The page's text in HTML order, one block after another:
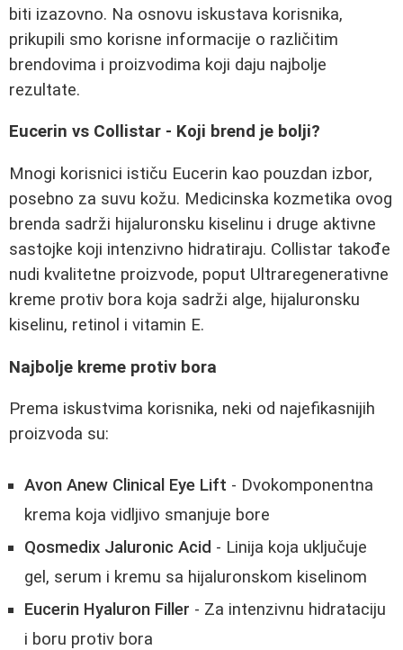
biti izazovno. Na osnovu iskustava korisnika,
prikupili smo korisne informacije o različitim
brendovima i proizvodima koji daju najbolje
rezultate.
Eucerin vs Collistar - Koji brend je bolji?
Mnogi korisnici ističu Eucerin kao pouzdan izbor,
posebno za suvu kožu. Medicinska kozmetika ovog
brenda sadrži hijaluronsku kiselinu i druge aktivne
sastojke koji intenzivno hidratiraju. Collistar takođe
nudi kvalitetne proizvode, poput Ultraregenerativne
kreme protiv bora koja sadrži alge, hijaluronsku
kiselinu, retinol i vitamin E.
Najbolje kreme protiv bora
Prema iskustvima korisnika, neki od najefikasnijih
proizvoda su:
Avon Anew Clinical Eye Lift - Dvokomponentna
krema koja vidljivo smanjuje bore
Qosmedix Jaluronic Acid - Linija koja uključuje
gel, serum i kremu sa hijaluronskom kiselinom
Eucerin Hyaluron Filler - Za intenzivnu hidrataciju
i boru protiv bora